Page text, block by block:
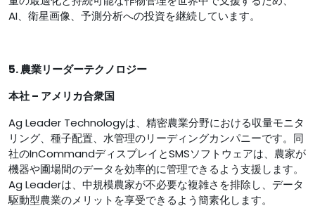
AI、衛星画像、予測分析への投資を継続しています。
5. 農業リーダーテクノロジー
本社 – アメリカ合衆国
Ag Leader Technologyは、精密農業分野における収量モニタ
リング、種子配置、水管理のリーディングカンパニーです。同
社のInCommandディスプレイとSMSソフトウェアは、農家が
機器や圃場間のデータを効率的に管理できるよう支援します。
Ag Leaderは、中規模農家が不必要な複雑さを排除し、データ
駆動型農業のメリットを享受できるよう簡素化します。